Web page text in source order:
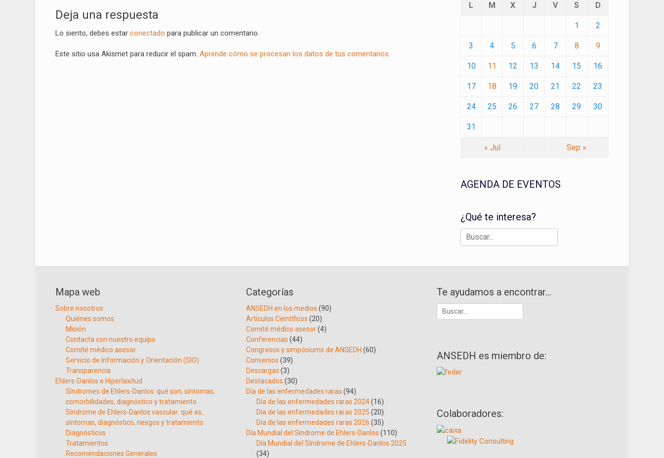
de
entradas
Deja una respuesta
Lo siento, debes estar conectado para publicar un comentario.
Este sitio usa Akismet para reducir el spam. Aprende cómo se procesan los datos de tus comentarios.
L M X J V S D
1 2
3 4 5 6 7 8 9
10 11 12 13 14 15 16
17 18 19 20 21 22 23
24 25 26 27 28 29 30
31
« Jul Sep »
AGENDA DE EVENTOS
¿Qué te interesa?
Buscar:
Mapa web
Sobre nosotros
Quiénes somos
Misión
Contacta con nuestro equipo
Comité médico asesor
Servicio de Información y Orientación (SIO)
Transparencia
Ehlers-Danlos e Hiperlaxitud
Síndromes de Ehlers-Danlos: qué son, síntomas,
comorbilidades, diagnóstico y tratamiento
Síndrome de Ehlers-Danlos vascular: qué es,
síntomas, diagnóstico, riesgos y tratamiento
Diagnósticos
Tratamientos
Recomendaciones Generales
Categorías
ANSEDH en los medios (90)
Artículos Científicos (20)
Comité médico asesor(4)
Conferencias (44)
Congresos y simpósiums de ANSEDH (60)
Convenios (39)
Descargas (3)
Destacados (30)
Día de las enfermedades raras (94)
Día de las enfermedades raras 2024(16)
Día de las enfermedades raras 2025 (20)
Día de las enfermedades raras 2026 (35)
Día Mundial del Síndrome de Ehlers-Danlos (110)
Día Mundial del Síndrome de Ehlers-Danlos 2025
(34)
Te ayudamos a encontrar…
Buscar:
ANSEDH es miembro de:
Colaboradores: